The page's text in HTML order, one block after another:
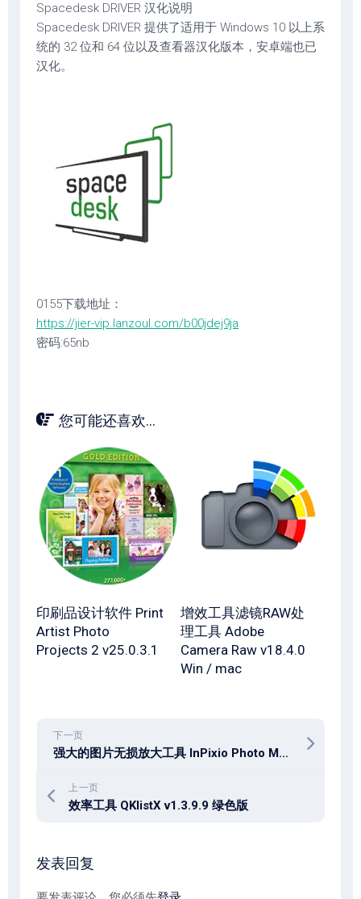
Spacedesk DRIVER 汉化说明
Spacedesk DRIVER 提供了适用于 Windows 10 以上系
统的 32 位和 64 位以及查看器汉化版本，安卓端也已
汉化。
0155下载地址：
https://jier-vip.lanzoul.com/b00jdej9ja
密码:65nb
您可能还喜欢...
印刷品设计软件 Print
Artist Photo
Projects 2 v25.0.3.1
增效工具滤镜RAW处
理工具 Adobe
Camera Raw v18.4.0
Win / mac
下一页
强大的图片无损放大工具 InPixio Photo Maximizer Pro v5.3.8627.22540
上一页
效率工具 QKlistX v1.3.9.9 绿色版
发表回复